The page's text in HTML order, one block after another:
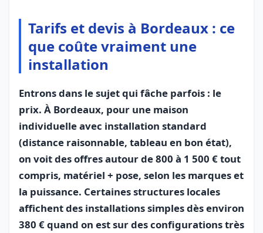
Tarifs et devis à Bordeaux : ce
que coûte vraiment une
installation
Entrons dans le sujet qui fâche parfois : le
prix. À Bordeaux, pour une maison
individuelle avec installation standard
(distance raisonnable, tableau en bon état),
on voit des offres autour de 800 à 1 500 € tout
compris, matériel + pose, selon les marques et
la puissance. Certaines structures locales
affichent des installations simples dès environ
380 € quand on est sur des configurations très